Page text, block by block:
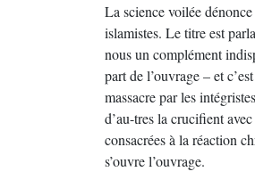
La science voilée
islamistes. Le titre est
nous un complément
part de l’ouvrage – et
massacre par les
d’au-tres la crucifient
consacrées à la réaction
s’ouvre l’ouvrage.